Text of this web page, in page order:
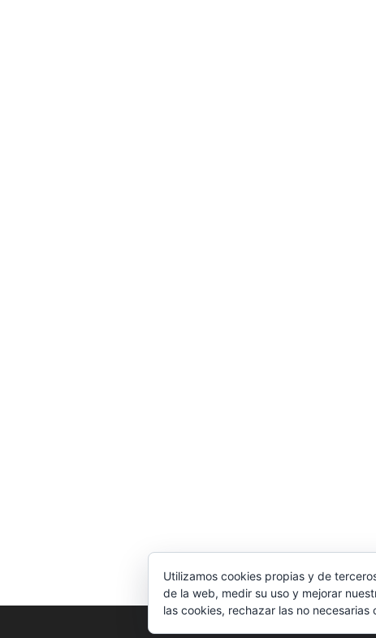
Utilizamos cookies propias y de
de la web, medir su uso y mejorar
las cookies, rechazar las no